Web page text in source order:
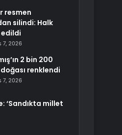
resmen
silindi: Halk
7, 2026
2 bin 200
doğası renklendi
7, 2026
‘Sandıkta millet